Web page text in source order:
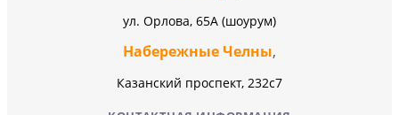
ул. Орлова, 65А (шоурум)
Набережные Челны,
Казанский проспект, 232c7